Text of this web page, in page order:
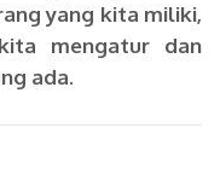
yang kita miliki,
mengatur dan
ada.